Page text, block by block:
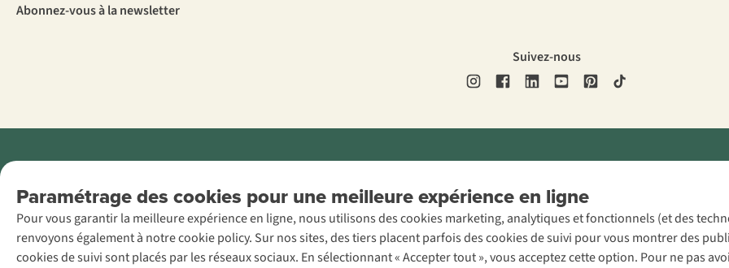
Paramétrage des cookies pour une meilleure expérience en ligne
Pour vous garantir la meilleure expérience en ligne, nous utilisons des cookies marketing, analytiques et fonctionnels (et des
renvoyons également à notre cookie policy. Sur nos sites, des tiers placent parfois des cookies de suivi pour vous montrer des
cookies de suivi sont placés par les réseaux sociaux. En sélectionnant « Accepter tout », vous acceptez cette option. Pour ne pas
Abonnez-vous à la newsletter
Suivez-nous
AS Adventure
France SAS,
Rue du Vieux
Faubourg 14, F-